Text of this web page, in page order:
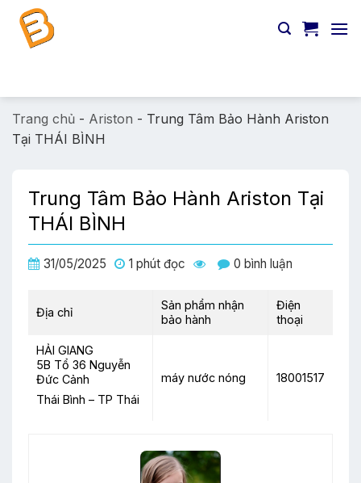
Chuyển
đến
Trang chủ - Ariston - Trung Tâm Bảo Hành Ariston
Tại THÁI BÌNH
Trung Tâm Bảo Hành Ariston Tại
THÁI BÌNH
31/05/2025 1 phút đọc 0 bình luận
Địa chỉ
Sản phẩm nhận
bảo hành
Điện
thoại
HẢI GIANG
5B Tổ 36 Nguyễn
Đức Cảnh
Thái Bình – TP Thái
máy nước nóng 18001517